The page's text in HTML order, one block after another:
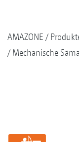
AMAZONE
Mechanische